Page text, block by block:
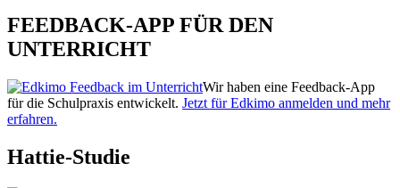
FEEDBACK-APP FÜR DEN
UNTERRICHT
Wir haben eine Feedback-App
für die Schulpraxis entwickelt. Jetzt für Edkimo anmelden und mehr
erfahren.
Hattie-Studie